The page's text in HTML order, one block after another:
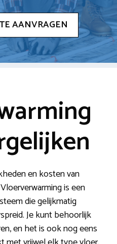
AANVRAGEN
en kosten van
is een
die gelijkmatig
Je kunt behoorlijk
en het is ook nog eens